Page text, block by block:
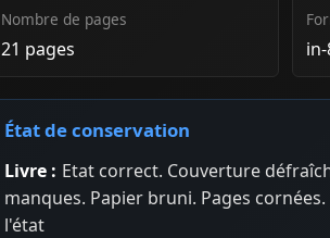
Nombre de pages
21 pages
État de conservation
Livre : Etat correct. Couverture
manques. Papier bruni. Pages
l'état